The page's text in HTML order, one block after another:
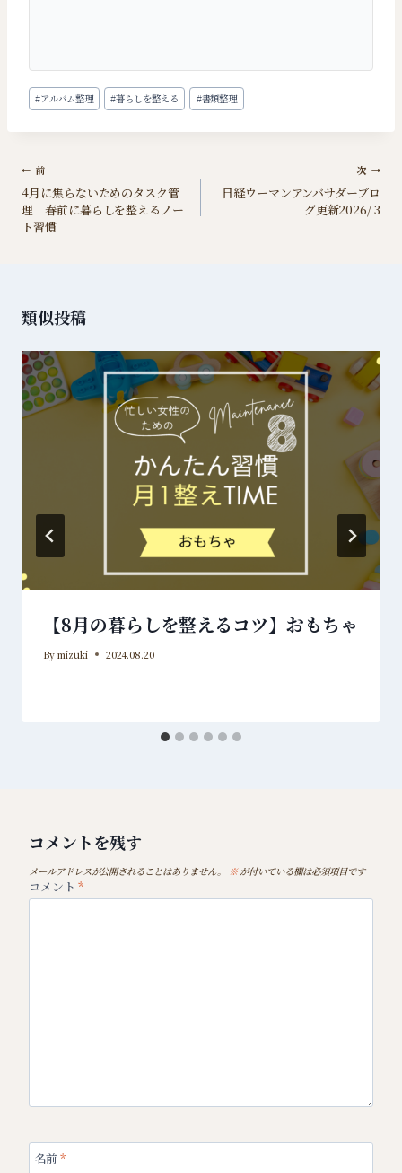
投
稿
#アルバム整理 #暮らしを整える #書類整理
投
稿
ナ
シ
ン
前
4月に焦らないためのタスク管
理｜春前に暮らしを整えるノー
ト習慣
次
日経ウーマンアンバサダーブロ
グ更新2026/ 3
類似投稿
【8月の暮らしを整えるコツ】おもちゃ
By mizuki 2024.08.20
コメントを残す
メールアドレスが公開されることはありません。 ※が付いている欄は必須項目です
コメント *
名前*